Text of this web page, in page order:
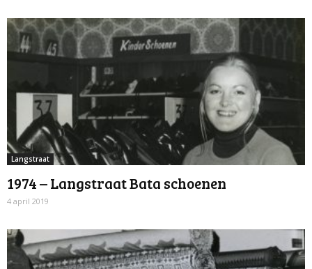
Langstraat
1974 – Langstraat Bata schoenen
4 april 2019